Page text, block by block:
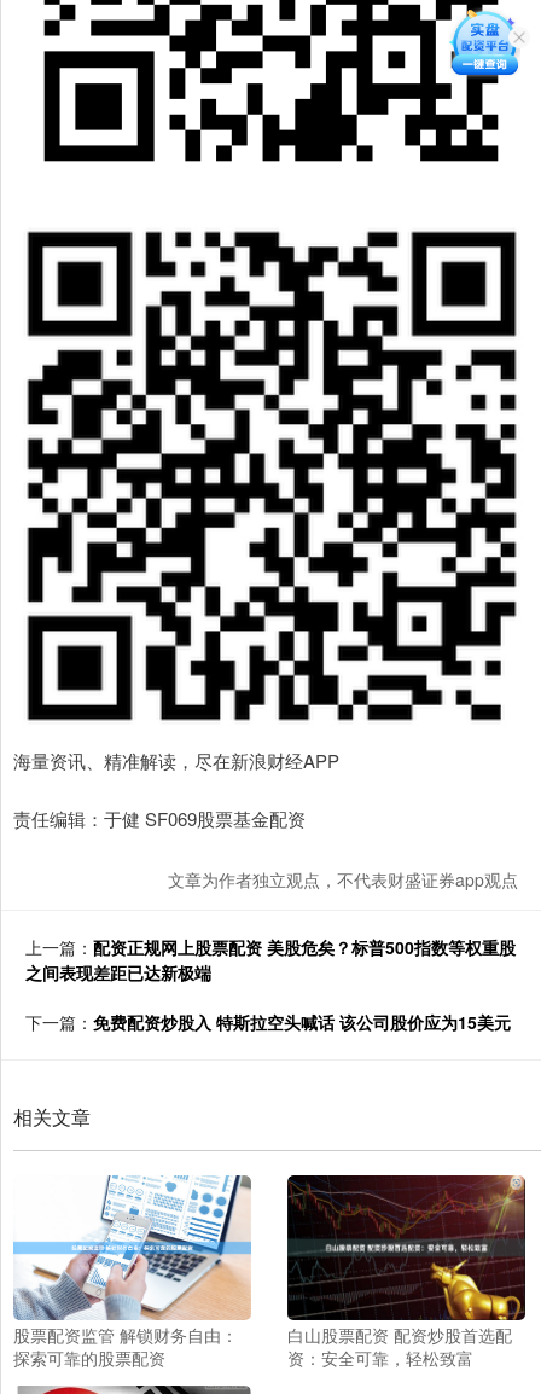
海量资讯、精准解读，尽在新浪财经APP
责任编辑：于健 SF069股票基金配资
文章为作者独立观点，不代表财盛证券app观点
上一篇： 配资正规网上股票配资 美股危矣？标普500指数等权重股
之间表现差距已达新极端
下一篇： 免费配资炒股入 特斯拉空头喊话 该公司股价应为15美元
相关文章
股票配资监管 解锁财务自由：
探索可靠的股票配资
白山股票配资 配资炒股首选配
资：安全可靠，轻松致富